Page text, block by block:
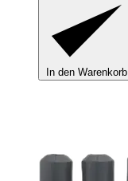
In den Warenkorb